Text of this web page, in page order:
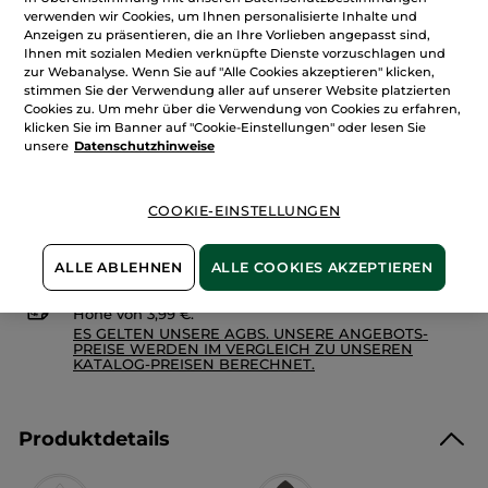
anzeigen.
Duschgel-
Konzentrat
Kokosnuss
Menge
IN DEN WARENKORB
Sichere Zahlung
100 % zufrieden oder Geld zurück
Höhe von 3,99 €.
ES GELTEN UNSERE AGBS. UNSERE ANGEBOTS-
PREISE WERDEN IM VERGLEICH ZU UNSEREN
KATALOG-PREISEN BERECHNET.
Produktdetails
verwenden wir Cookies, um Ihnen personalisierte Inhalte und
Anzeigen zu präsentieren, die an Ihre Vorlieben angepasst sind,
Ihnen mit sozialen Medien verknüpfte Dienste vorzuschlagen und
zur Webanalyse. Wenn Sie auf "Alle Cookies akzeptieren" klicken,
stimmen Sie der Verwendung aller auf unserer Website platzierten
Cookies zu. Um mehr über die Verwendung von Cookies zu erfahren,
klicken Sie im Banner auf "Cookie-Einstellungen" oder lesen Sie
unsere Datenschutzhinweise
COOKIE-EINSTELLUNGEN
ALLE ABLEHNEN ALLE COOKIES AKZEPTIEREN